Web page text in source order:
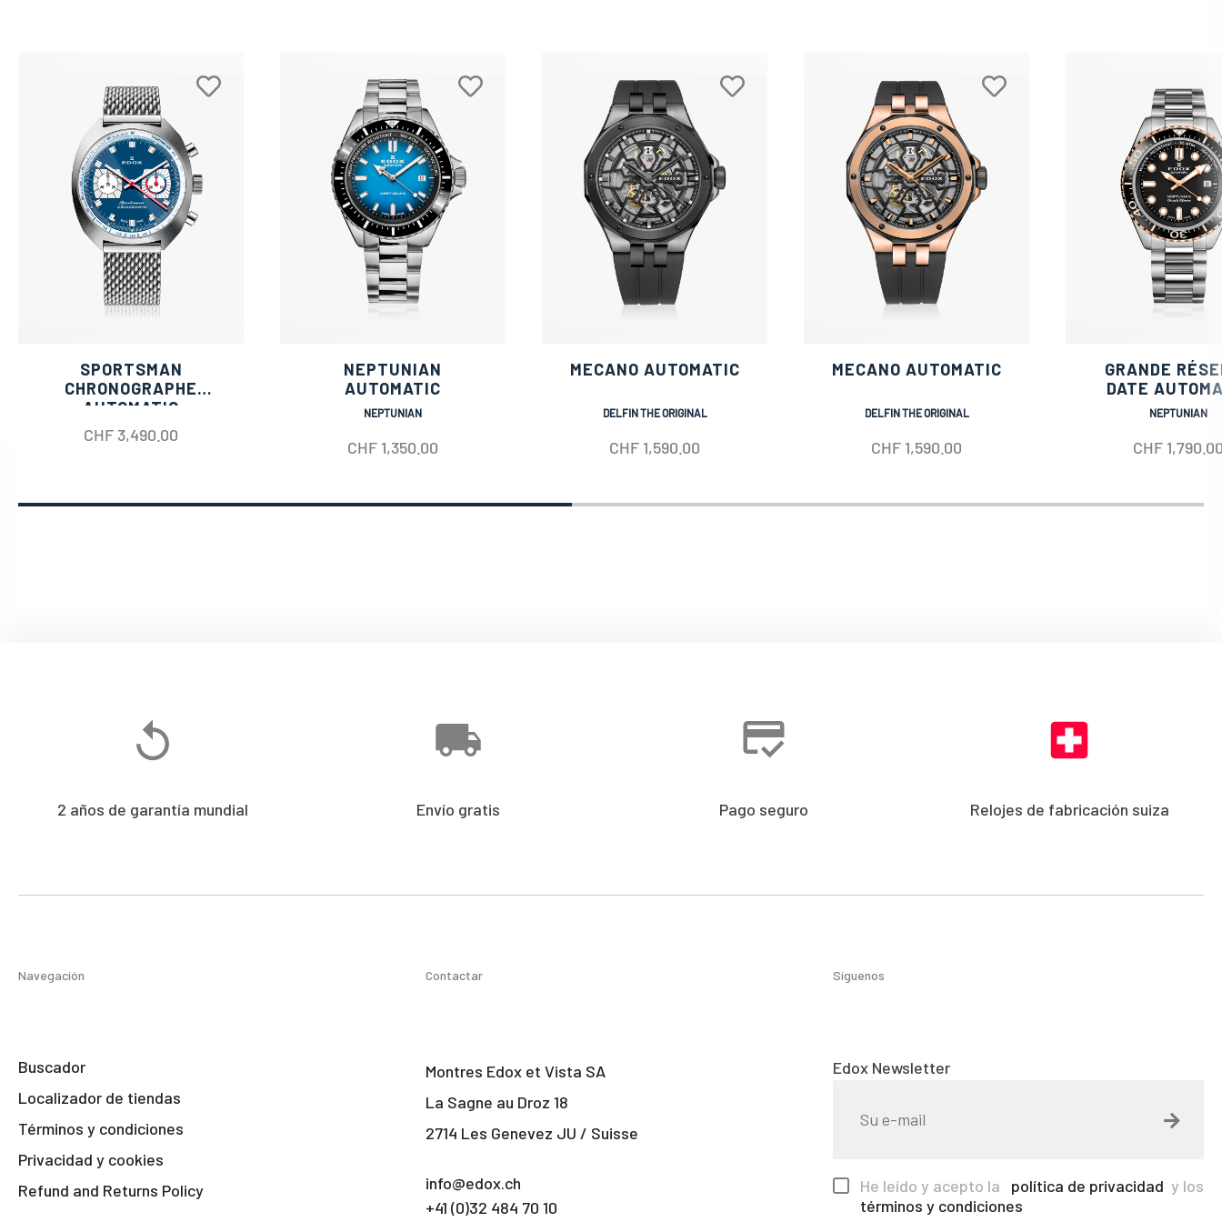
SPORTSMAN
CHRONOGRAPHE
AUTOMATIC
CHF 3,490.00
NEPTUNIAN
AUTOMATIC
NEPTUNIAN
CHF 1,350.00
MECANO AUTOMATIC
DELFIN THE ORIGINAL
CHF 1,590.00
MECANO AUTOMATIC
DELFIN THE ORIGINAL
CHF 1,590.00
GRANDE
DATE
NEPTUNIAN
CHF
2 años de garantía mundial Envío gratis Pago seguro Relojes de fabricación suiza
Navegación
Buscador
Localizador de tiendas
Términos y condiciones
Privacidad y cookies
Refund and Returns Policy
Contactar
Montres Edox et Vista SA
La Sagne au Droz 18
2714 Les Genevez JU / Suisse
info@edox.ch
+41 (0)32 484 70 10
Síguenos
Edox Newsletter
He leído y acepto la política de privacidad y los
términos y condiciones